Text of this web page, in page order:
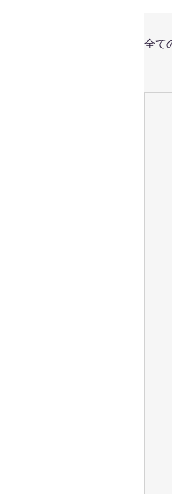
全て